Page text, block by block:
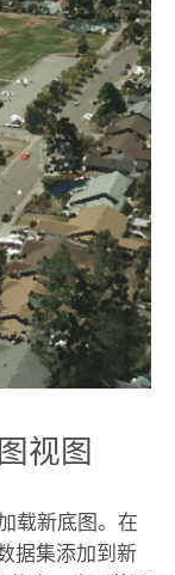
视图
载新底图。在
据集添加到新